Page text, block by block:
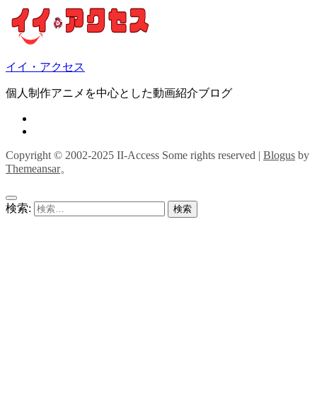
イイ・アクセス
個人制作アニメを中心とした動画紹介ブログ
Copyright © 2002-2025 II-Access Some rights reserved | Blogus by
Themeansar。
検索: